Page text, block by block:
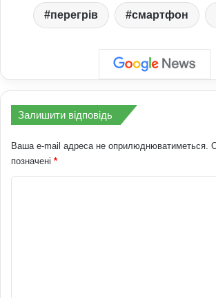
перегрів смартфон
Залишити відповідь
Ваша e-mail адреса не оприлюднюватиметься.
позначені *